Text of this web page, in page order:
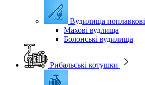
Вудилища поплавкові
Махові вудлища
Болонські вудилища
Рибальські котушки